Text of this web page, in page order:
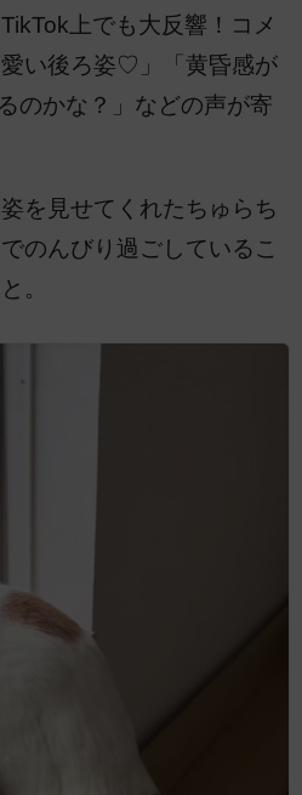
上でも大反響！コメ
い後ろ姿♡」「黄昏感が
のかな？」などの声が寄
を見せてくれたちゅらち
のんびり過ごしているこ
。